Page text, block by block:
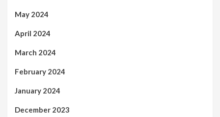
May 2024
April 2024
March 2024
February 2024
January 2024
December 2023